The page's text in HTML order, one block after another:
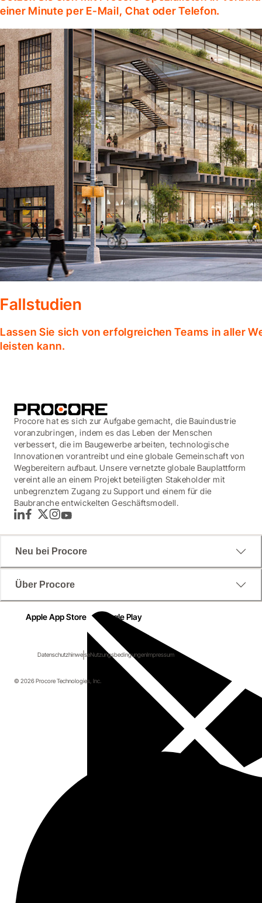
einer Minute per E-Mail, Chat oder Telefon.
Fallstudien
Lassen Sie sich von erfolgreichen Teams in aller
leisten kann.
Procore hat es sich zur Aufgabe gemacht, die Bauindustrie
voranzubringen, indem es das Leben der Menschen
verbessert, die im Baugewerbe arbeiten, technologische
Innovationen vorantreibt und eine globale Gemeinschaft von
Wegbereitern aufbaut. Unsere vernetzte globale Bauplattform
vereint alle an einem Projekt beteiligten Stakeholder mit
unbegrenztem Zugang zu Support und einem für die
Baubranche entwickelten Geschäftsmodell.
LinkedInFacebook
TwitterInstagram
YouTube
Neu bei Procore
Über Procore
Apple App Store Google Play
DatenschutzhinweiseNutzungsbedingungenImpressum
© 2026 Procore Technologies, Inc.